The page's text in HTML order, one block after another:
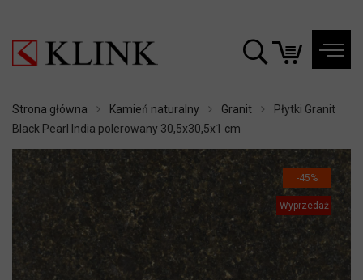
Strona główna Kamień naturalny Granit
Płytki Granit
Black Pearl India polerowany 30,5x30,5x1 cm
-45%
Wyprzedaż